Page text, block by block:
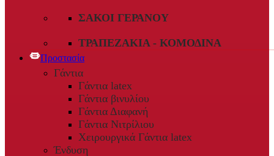
ΣΆΚΟΙ ΓΕΡΑΝΟΎ
ΤΡΑΠΕΖΆΚΙΑ - ΚΟΜΟΔΊΝΑ
Προστασία
Γάντια
Γάντια latex
Γάντια βινυλίου
Γάντια Διαφανή
Γάντια Νιτρίλιου
Χειρουργικά Γάντια latex
Ένδυση